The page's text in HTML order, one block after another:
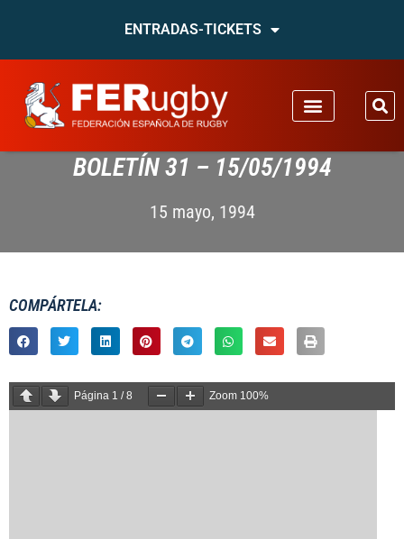
ENTRADAS-TICKETS
BOLETÍN 31 – 15/05/1994
15 mayo, 1994
COMPÁRTELA:
Página 1 /8 Zoom 100%